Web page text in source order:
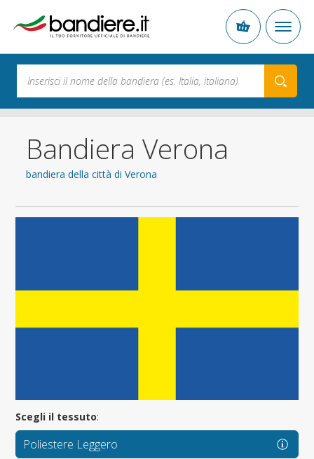
Bandiera Verona
bandiera della città di Verona
Scegli il tessuto:
Poliestere Leggero